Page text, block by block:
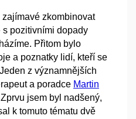
zkombinovat
pozitivními dopady
Přitom bylo
a poznatky lidí, kteří se
z významnějších
a poradce Martin
jsem byl nadšený,
k tomuto tématu dvě